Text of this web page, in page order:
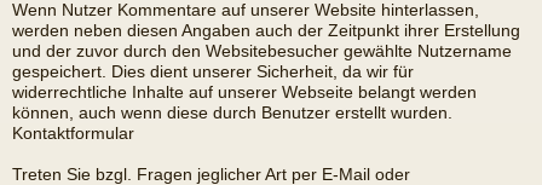
Wenn Nutzer Kommentare auf unserer Website hinterlassen,
werden neben diesen Angaben auch der Zeitpunkt ihrer Erstellung
und der zuvor durch den Websitebesucher gewählte Nutzername
gespeichert. Dies dient unserer Sicherheit, da wir für
widerrechtliche Inhalte auf unserer Webseite belangt werden
können, auch wenn diese durch Benutzer erstellt wurden.
Kontaktformular
Treten Sie bzgl. Fragen jeglicher Art per E-Mail oder